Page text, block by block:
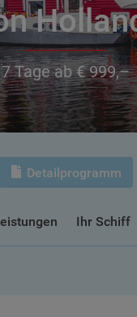
7 Tage ab € 999,–
Detailprogramm
Ihr Schiff